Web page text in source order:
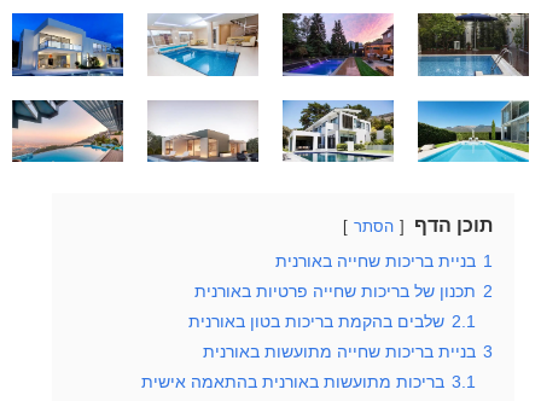
תוכן הדף הסתר
1 בניית בריכות שחייה באורנית
2 תכנון של בריכות שחייה פרטיות באורנית
2.1 שלבים בהקמת בריכות בטון באורנית
3 בניית בריכות שחייה מתועשות באורנית
3.1 בריכות מתועשות באורנית בהתאמה אישית